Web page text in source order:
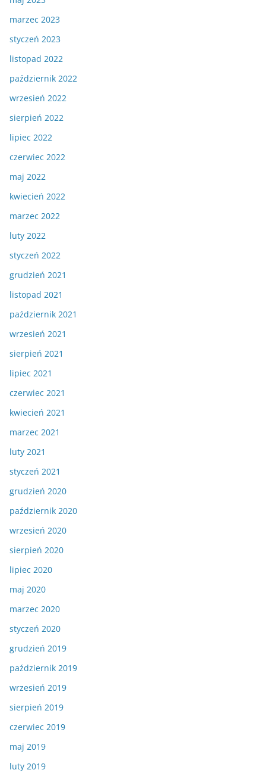
marzec 2023
styczeń 2023
listopad 2022
październik 2022
wrzesień 2022
sierpień 2022
lipiec 2022
czerwiec 2022
maj 2022
kwiecień 2022
marzec 2022
luty 2022
styczeń 2022
grudzień 2021
listopad 2021
październik 2021
wrzesień 2021
sierpień 2021
lipiec 2021
czerwiec 2021
kwiecień 2021
marzec 2021
luty 2021
styczeń 2021
grudzień 2020
październik 2020
wrzesień 2020
sierpień 2020
lipiec 2020
maj 2020
marzec 2020
styczeń 2020
grudzień 2019
październik 2019
wrzesień 2019
sierpień 2019
czerwiec 2019
maj 2019
luty 2019